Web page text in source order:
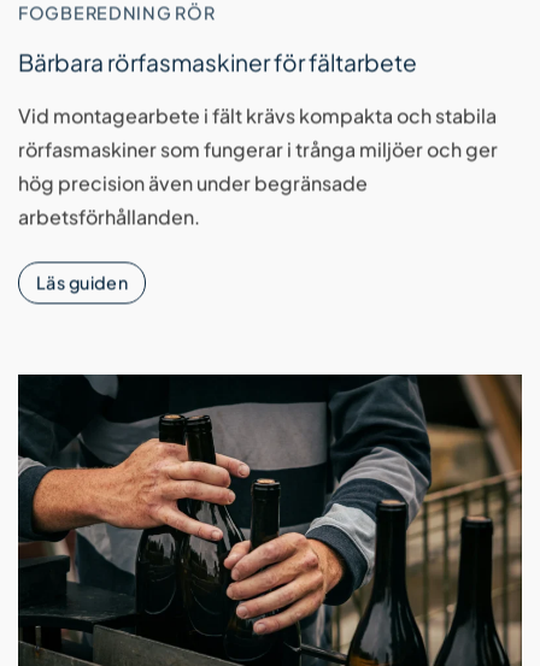
FOGBEREDNING RÖR
Bärbara rörfasmaskiner för fältarbete
Vid montagearbete i fält krävs kompakta och stabila
rörfasmaskiner som fungerar i trånga miljöer och ger
hög precision även under begränsade
arbetsförhållanden.
Läs guiden